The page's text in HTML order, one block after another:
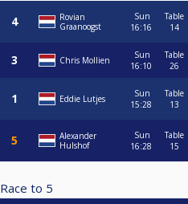
Rovian
Graanoogst
Sun
16:16
Table
14
Chris Mollien
Sun
16:10
Table
26
Eddie Lutjes
Sun
15:28
Table
13
Alexander
Hulshof
Sun
16:28
Table
15
Race to 5